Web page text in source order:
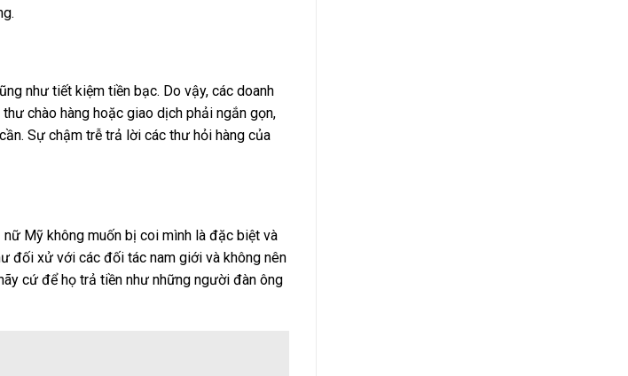
như tiết kiệm tiền bạc. Do vậy, các doanh
chào hàng hoặc giao dịch phải ngắn gọn,
Sự chậm trễ trả lời các thư hỏi hàng của
Mỹ không muốn bị coi mình là đặc biệt và
đối xử với các đối tác nam giới và không nên
cứ để họ trả tiền như những người đàn ông